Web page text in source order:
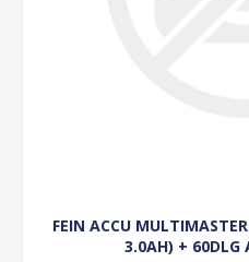
FEIN ACCU
3.0AH) + 60DLG